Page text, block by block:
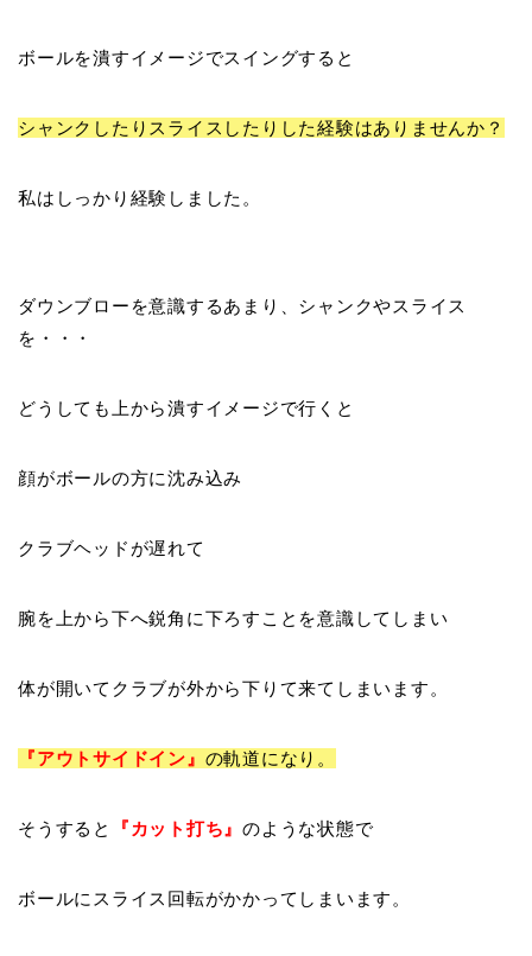
ボールを潰すイメージでスイングすると
シャンクしたりスライス したりした経験はありませんか？
私はしっかり経験しました。
ダウンブローを意識するあまり、シャンクやスライス
を・・・
どうしても上から潰すイメージで行くと
顔がボールの方に沈み込み
クラブヘッドが遅れて
腕を上から下へ鋭角に下ろすことを意識してしまい
体が開いてクラブが外から下りて来てしまいます。
『アウトサイドイン 』 の軌道になり。
そうすると 『 カット打ち 』のような状態で
ボールにスライス回転がかかってしまいます。